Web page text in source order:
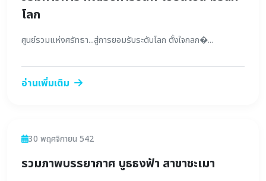
โลก
ศูนย์รวมแห่งศรัทธา...สู่การยอมรับระดับโลก ตั้งใจกลก�...
อ่านเพิ่มเติม
ข่าวสาร
30 พฤศจิกายน 542
รวมภาพบรรยากาศ บูธธงฟ้า สาขาชะเมา